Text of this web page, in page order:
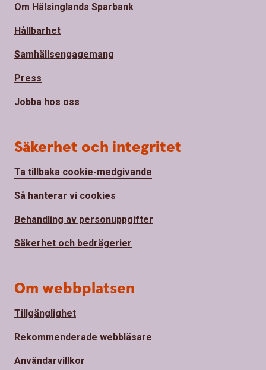
Om Hälsinglands Sparbank
Hållbarhet
Samhällsengagemang
Press
Jobba hos oss
Säkerhet och integritet
Ta tillbaka cookie-medgivande
Så hanterar vi cookies
Behandling av personuppgifter
Säkerhet och bedrägerier
Om webbplatsen
Tillgänglighet
Rekommenderade webbläsare
Användarvillkor